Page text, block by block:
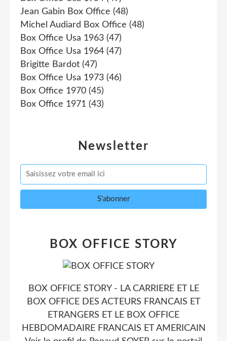
Newsletter
Jean Gabin Box Office (48)
Michel Audiard Box Office (48)
Box Office Usa 1963 (47)
Box Office Usa 1964 (47)
Brigitte Bardot (47)
Box Office Usa 1973 (46)
Box Office 1970 (45)
Box Office 1971 (43)
BOX OFFICE STORY
BOX OFFICE STORY - LA CARRIERE ET LE
BOX OFFICE DES ACTEURS FRANCAIS ET
ETRANGERS ET LE BOX OFFICE
HEBDOMADAIRE FRANCAIS ET AMERICAIN